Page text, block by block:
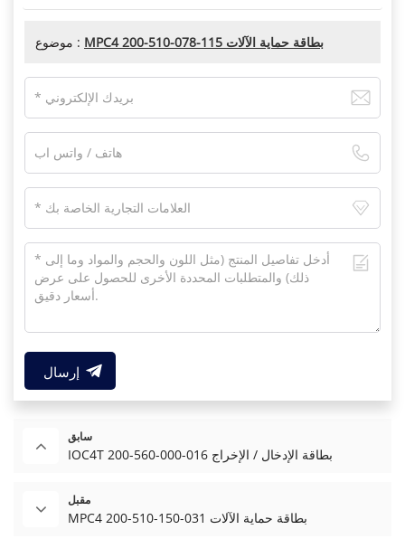
موضوع : MPC4 200-510-078-115 بطاقة حماية الآلات
إرسال
سابق
IOC4T 200-560-000-016 بطاقة الإدخال / الإخراج
مقبل
MPC4 200-510-150-031 بطاقة حماية الآلات